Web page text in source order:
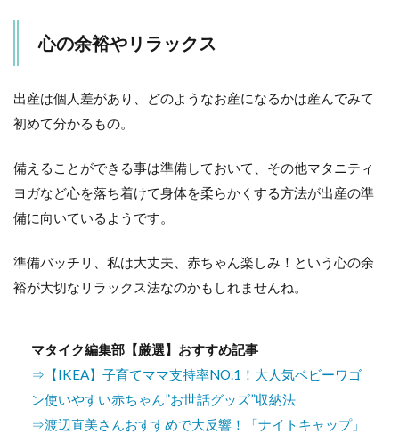
心の余裕やリラックス
出産は個人差があり、どのようなお産になるかは産んでみて
初めて分かるもの。
備えることができる事は準備しておいて、その他マタニティ
ヨガなど心を落ち着けて身体を柔らかくする方法が出産の準
備に向いているようです。
準備バッチリ、私は大丈夫、赤ちゃん楽しみ！という心の余
裕が大切なリラックス法なのかもしれませんね。
マタイク編集部【厳選】おすすめ記事
⇒【IKEA】子育てママ支持率NO.1！大人気ベビーワゴ
ン使いやすい赤ちゃん”お世話グッズ”収納法
⇒渡辺直美さんおすすめで大反響！「ナイトキャップ」